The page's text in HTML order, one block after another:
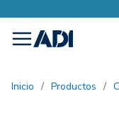
menu
Inicio / Productos /